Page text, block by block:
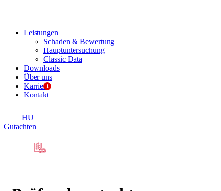
Leistungen
Schaden & Bewertung
Hauptuntersuchung
Classic Data
Downloads
Über uns
Karriere
Kontakt
HU
Gutachten